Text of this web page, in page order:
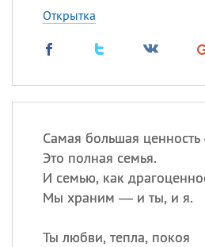
Открытка
Самая большая
Это полная семья.
И семью, как
Мы храним — и ты, и я.
Ты любви, тепла, покоя